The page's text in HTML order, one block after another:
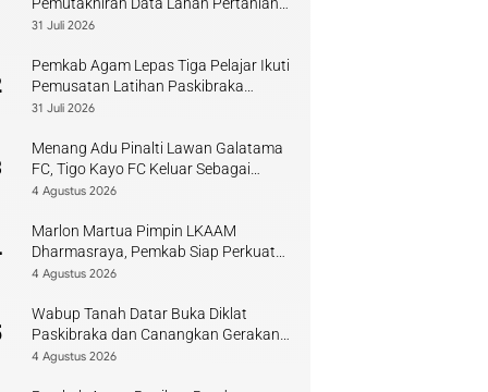
Pemutakhiran Data Lahan Pertanian
Pangan Berkelanjutan
31 Juli 2026
Pemkab Agam Lepas Tiga Pelajar Ikuti
Pemusatan Latihan Paskibraka
Sumbar
31 Juli 2026
Menang Adu Pinalti Lawan Galatama
FC, Tigo Kayo FC Keluar Sebagai
Juara Piala Walikota Payakumbuh
4 Agustus 2026
Marlon Martua Pimpin LKAAM
Dharmasraya, Pemkab Siap Perkuat
Sinergi Adat
4 Agustus 2026
Wabup Tanah Datar Buka Diklat
Paskibraka dan Canangkan Gerakan
Bendera
4 Agustus 2026